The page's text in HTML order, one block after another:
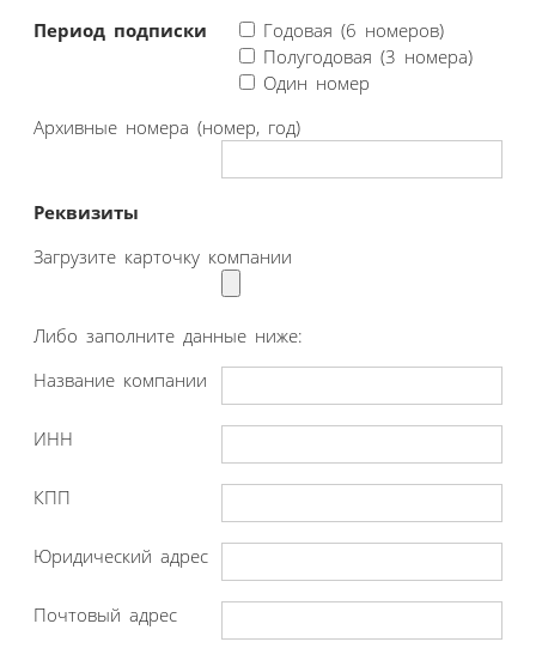
Период подписки
Годовая (6 номеров)
Полугодовая (3 номера)
Один номер
Архивные номера (номер, год)
Реквизиты
Загрузите карточку компании
Либо заполните данные ниже:
Название компании
ИНН
КПП
Юридический адрес
Почтовый адрес